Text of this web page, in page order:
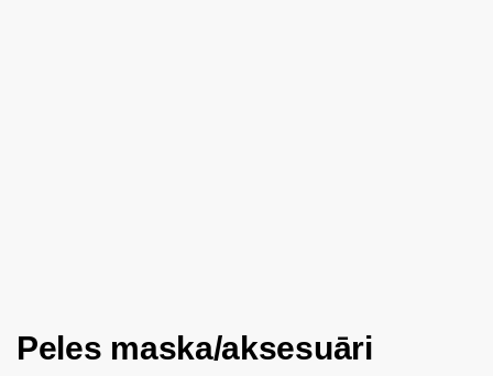
Peles maska/aksesuāri